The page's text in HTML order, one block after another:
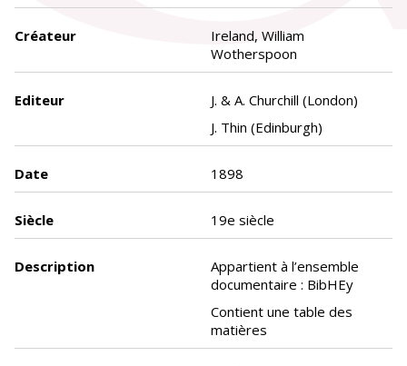
Créateur
Ireland, William
Wotherspoon
Editeur
J. & A. Churchill (London)
J. Thin (Edinburgh)
Date 1898
Siècle 19e siècle
Description
Appartient à l’ensemble
documentaire : BibHEy
Contient une table des
matières